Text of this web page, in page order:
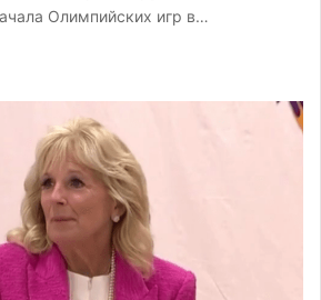
Олимпийских игр в…